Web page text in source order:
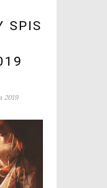
SPIS
2019